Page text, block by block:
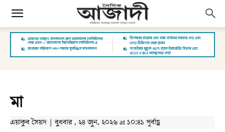
মা
এয়াকুব সৈয়দ | বুধবার , ২৪ জুন, ২০২৬ at ১০:৪১ পূর্বাহ্ণ